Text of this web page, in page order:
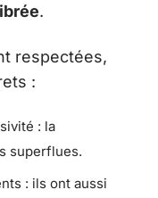
.
respectées,
:
: la
superflues.
: ils ont aussi